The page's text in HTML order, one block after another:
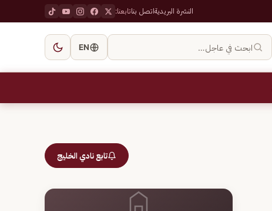
النشرة البريديةاتصل بناتابعنا:
ابحث في عاجل… EN
تابع نادي الخليج